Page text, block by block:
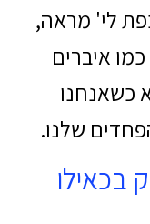
לי' מראה,
איברים
כשאנחנו
שלנו.
בכאילו